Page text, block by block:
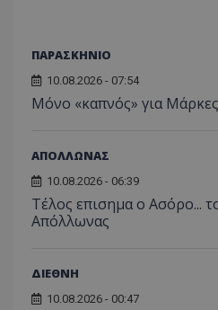
ΠΑΡΑΣΚΗΝΙΟ
10.08.2026 - 07:54
Μόνο «καπνός» για
ΑΠΟΛΛΩΝΑΣ
10.08.2026 - 06:39
Tέλος επισημα ο Ασόρο...
Απόλλωνας
ΔΙΕΘΝΗ
10.08.2026 - 00:47